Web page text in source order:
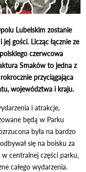
Lubelskim zostanie
gości. Licząc łącznie ze
czerwcowa
Smaków to jedna z
przyciągająca
województwa i kraju.
i atrakcje,
będą w Parku
była na bardzo
się na boisku za
w centralnej części parku,
całego wydarzenia.